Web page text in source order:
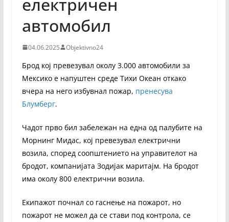
автомобил
04.06.2025 Objektivno24
Брод кој превезувал околу 3.000 автомобили за
Мексико е напуштен среде Тихи Океан откако
вчера на него избувнал пожар, пренесува
Блумберг.
Чадот прво бил забележан на една од палубите на
Морнинг Мидас, кој превезувал електрични
возила, според соопштението на управителот на
бродот, компанијата Зодијак маритајм. На бродот
има околу 800 електрични возила.
Екипажот почнал со гаснење на пожарот, но
пожарот не можел да се стави под контрола, се